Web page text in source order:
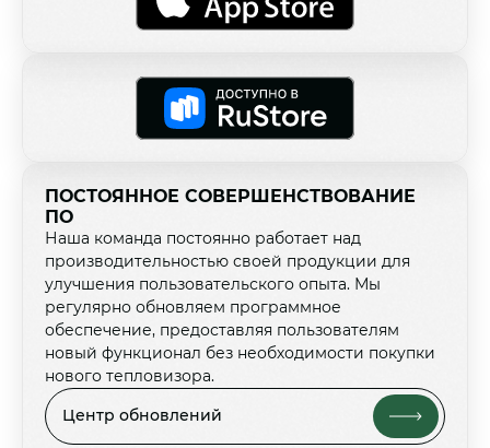
ПОСТОЯННОЕ СОВЕРШЕНСТВОВАНИЕ
ПО
Наша команда постоянно работает над
производительностью своей продукции для
улучшения пользовательского опыта. Мы
регулярно обновляем программное
обеспечение, предоставляя пользователям
новый функционал без необходимости покупки
нового тепловизора.
Центр обновлений